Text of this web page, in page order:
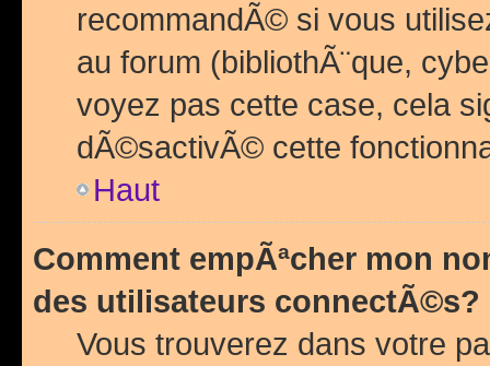
recommandÃ© si vous
au forum (bibliothÃ¨que,
voyez pas cette case, cela
dÃ©sactivÃ© cette
Haut
Comment empÃªcher mon
des utilisateurs connectÃ©s?
Vous trouverez dans votre